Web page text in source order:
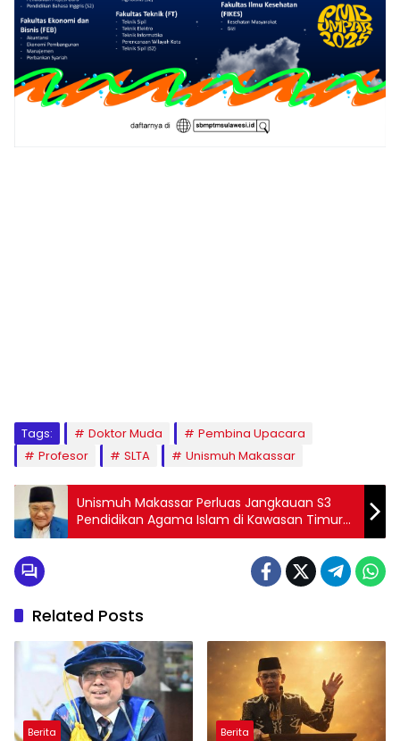
Tags: Doktor Muda
Pembina Upacara
Profesor
SLTA Unismuh Makassar
Unismuh Makassar Perluas Jangkauan S3
Pendidikan Agama Islam di Kawasan Timur
Indonesia
Related Posts
Berita Berita